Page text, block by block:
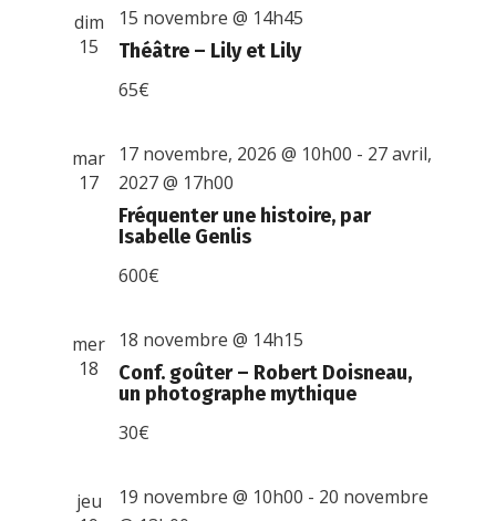
dim
15
Théâtre – Lily et Lily
15 novembre @ 14h45
65€
mar
17
Fréquenter une histoire, par
Isabelle Genlis
17 novembre, 2026 @ 10h00 - 27 avril,
2027 @ 17h00
600€
mer
18
Conf. goûter – Robert Doisneau,
un photographe mythique
18 novembre @ 14h15
30€
jeu
19 novembre @ 10h00 - 20 novembre